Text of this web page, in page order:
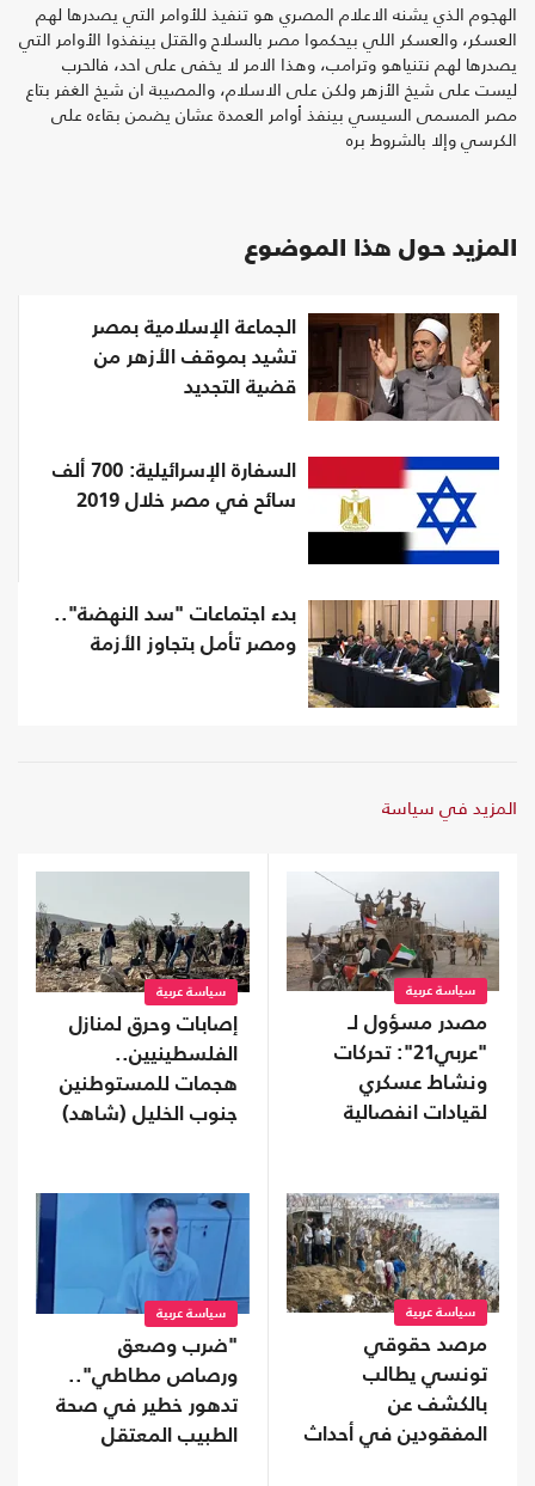
الهجوم الذي يشنه الاعلام المصري هو تنفيذ للأوامر التي يصدرها لهم
العسكر، والعسكر اللي بيحكموا مصر بالسلاح والقتل بينفذوا الأوامر التي
يصدرها لهم نتنياهو وترامب، وهذا الامر لا يخفى على احد، فالحرب
ليست على شيخ الأزهر ولكن على الاسلام، والمصيبة ان شيخ الغفر بتاع
مصر المسمى السيسي بينفذ أوامر العمدة عشان يضمن بقاءه على
الكرسي وإلا بالشروط بره
المزيد حول هذا الموضوع
الجماعة الإسلامية بمصر
تشيد بموقف الأزهر من
قضية التجديد
السفارة الإسرائيلية: 700 ألف
سائح في مصر خلال 2019
بدء اجتماعات "سد النهضة"..
ومصر تأمل بتجاوز الأزمة
المزيد في سياسة
سياسة عربية
مصدر مسؤول لـ
"عربي21": تحركات
ونشاط عسكري
لقيادات انفصالية
سياسة عربية
إصابات وحرق لمنازل
الفلسطينيين..
هجمات للمستوطنين
جنوب الخليل (شاهد)
سياسة عربية
مرصد حقوقي
تونسي يطالب
بالكشف عن
المفقودين في أحداث
سياسة عربية
"ضرب وصعق
ورصاص مطاطي"..
تدهور خطير في صحة
الطبيب المعتقل